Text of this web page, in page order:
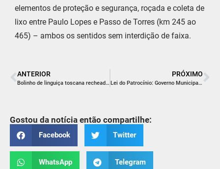
elementos de proteção e segurança, roçada e coleta de
lixo entre Paulo Lopes e Passo de Torres (km 245 ao
465) – ambos os sentidos sem interdição de faixa.
ANTERIOR
Bolinho de linguiça toscana recheado com queijo derretido
PRÓXIMO
Lei do Patrocínio: Governo Municipal repassa R$ 500 mil em investimentos para o Criciúma Esporte Clube
Gostou da notícia então compartilhe:
Facebook Twitter
WhatsApp Telegram